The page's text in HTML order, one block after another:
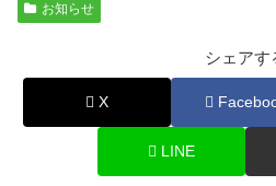
お知らせ
シェアす
X
LINE